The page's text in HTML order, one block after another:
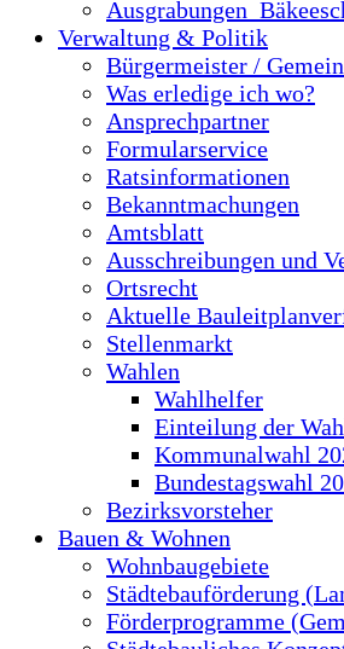
Verwaltung & Politik
Bürgermeister /
Was erledige ich wo?
Ansprechpartner
Formularservice
Ratsinformationen
Bekanntmachungen
Amtsblatt
Ausschreibungen und
Ortsrecht
Aktuelle
Stellenmarkt
Wahlen
Wahlhelfer
Einteilung der
Kommunalwahl
Bundestagswahl
Bezirksvorsteher
Bauen & Wohnen
Wohnbaugebiete
Städtebauförderung
Förderprogramme